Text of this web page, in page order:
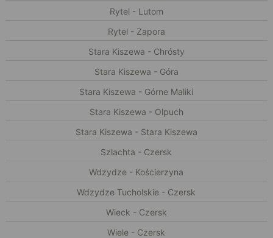
Rytel - Lutom
Rytel - Zapora
Stara Kiszewa - Chrósty
Stara Kiszewa - Góra
Stara Kiszewa - Górne Maliki
Stara Kiszewa - Olpuch
Stara Kiszewa - Stara Kiszewa
Szlachta - Czersk
Wdzydze - Kościerzyna
Wdzydze Tucholskie - Czersk
Wieck - Czersk
Wiele - Czersk